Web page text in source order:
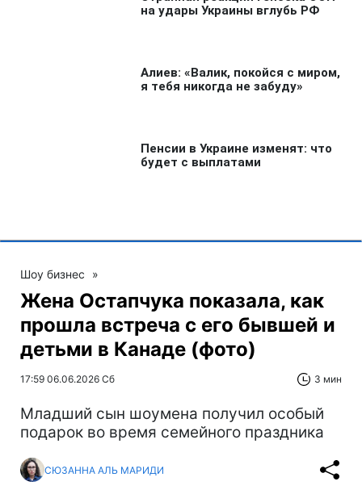
Шоу бизнес »
Жена Остапчука показала, как
прошла встреча с его бывшей и
детьми в Канаде (фото)
17:59 06.06.2026 Сб 3 мин
Младший сын шоумена получил особый
подарок во время семейного праздника
СЮЗАННА АЛЬ МАРИДИ